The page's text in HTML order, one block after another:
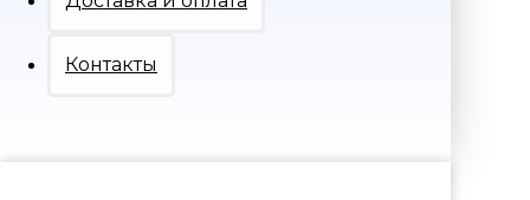
Контакты